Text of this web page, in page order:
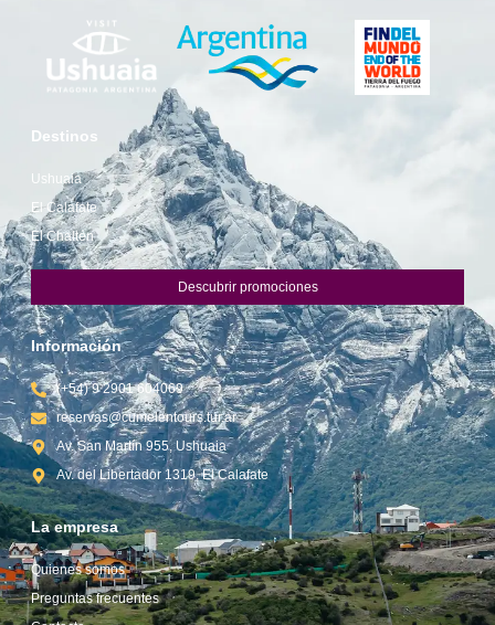
Destinos
Ushuaia
El Calafate
El Chaltén
Descubrir promociones
Información
(+54) 9 2901 604069
reservas@cumelentours.tur.ar
Av. San Martín 955, Ushuaia
Av. del Libertador 1319, El Calafate
La empresa
Quienes somos
Preguntas frecuentes